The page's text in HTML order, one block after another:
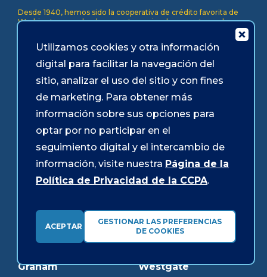
Desde 1940, hemos sido la cooperativa de crédito favorita de
Washington, ayudando a nuestros miembros con tasas de
Alderwood
Auburn
Bellevue
Downtown Olympia
Downtown Tacoma
Everett
Federal Way
Graham
Kent
Key Center
Lakewood
Mukilteo
Olympia
Pacific Ave
Parkland
Redmond
Shoreline
Westgate
Utilizamos cookies y otra información
digital para facilitar la navegación del
sitio, analizar el uso del sitio y con fines
de marketing. Para obtener más
información sobre sus opciones para
optar por no participar en el
seguimiento digital y el intercambio de
información, visite nuestra Página de la
Política de Privacidad de la CCPA.
ACEPTAR
GESTIONAR LAS PREFERENCIAS
DE COOKIES